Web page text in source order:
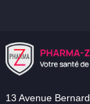
13 Avenue Bernard